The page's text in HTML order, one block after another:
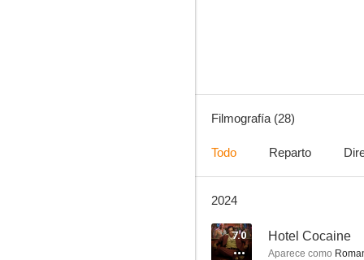
Filmografía (28)
Todo Reparto
2024
7.0 Hotel Cocaine
Aparece como